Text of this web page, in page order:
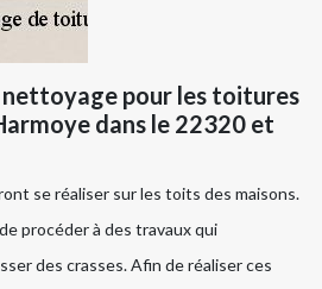
nettoyage pour les toitures
dans le 22320 et
se réaliser sur les toits des maisons.
procéder à des travaux qui
des crasses. Afin de réaliser ces